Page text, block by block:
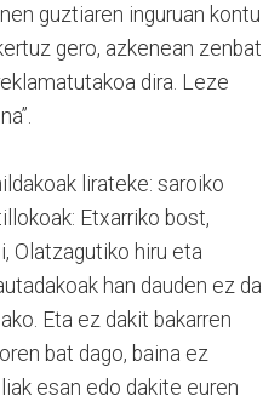
guztiaren inguruan kontu
gero, azkenean zenbat
dira. Leze
lirateke: saroiko
Etxarriko bost,
Olatzagutiko hiru eta
han dauden ez da
Eta ez dakit bakarren
bat dago, baina ez
esan edo dakite euren